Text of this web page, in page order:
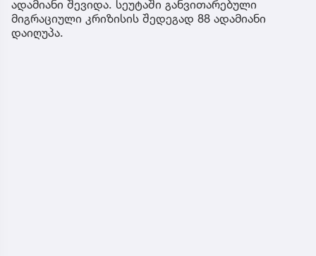
ადამიანი შევიდა. სეუტაში განვითარებული
მიგრაციული კრიზისის შედეგად 88 ადამიანი
დაიღუპა.